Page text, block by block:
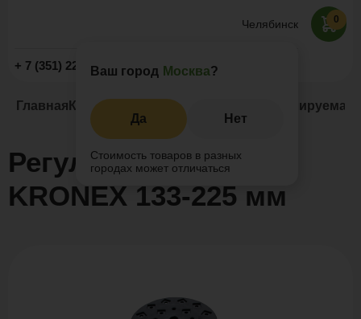
Челябинск
Ваш город Москва?
Да Нет
Стоимость товаров в разных
городах может отличаться
+ 7 (351) 225-89-09 Заказать звонок
0
Главная Каталог Регулируемые опоры
Регулируемая опора
KRONEX 133-225 мм